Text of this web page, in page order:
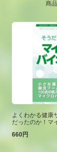
商
よくわかる健康
だったのか！マ
660円